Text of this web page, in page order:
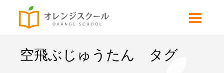
空飛ぶじゅうたん タグ